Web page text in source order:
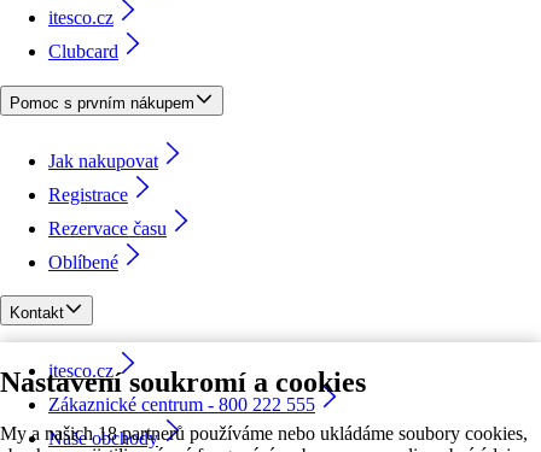
Nastavení soukromí a cookies
My a našich 18 partnerů používáme nebo ukládáme soubory cookies,
itesco.cz
Clubcard
Pomoc s prvním nákupem
Jak nakupovat
Registrace
Rezervace času
Oblíbené
Kontakt
itesco.cz
Zákaznické centrum - 800 222 555
Naše obchody